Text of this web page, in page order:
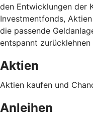
den Entwicklungen der
Investmentfonds,
die passende
entspannt zurücklehnen
Aktien
Aktien kaufen und
Anleihen